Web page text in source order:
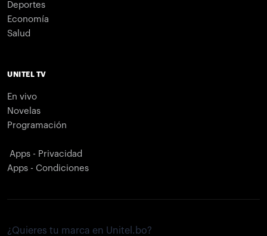
Deportes
Economía
Salud
UNITEL TV
En vivo
Novelas
Programación
Apps - Privacidad
Apps - Condiciones
¿Quieres tu marca en Unitel.bo?